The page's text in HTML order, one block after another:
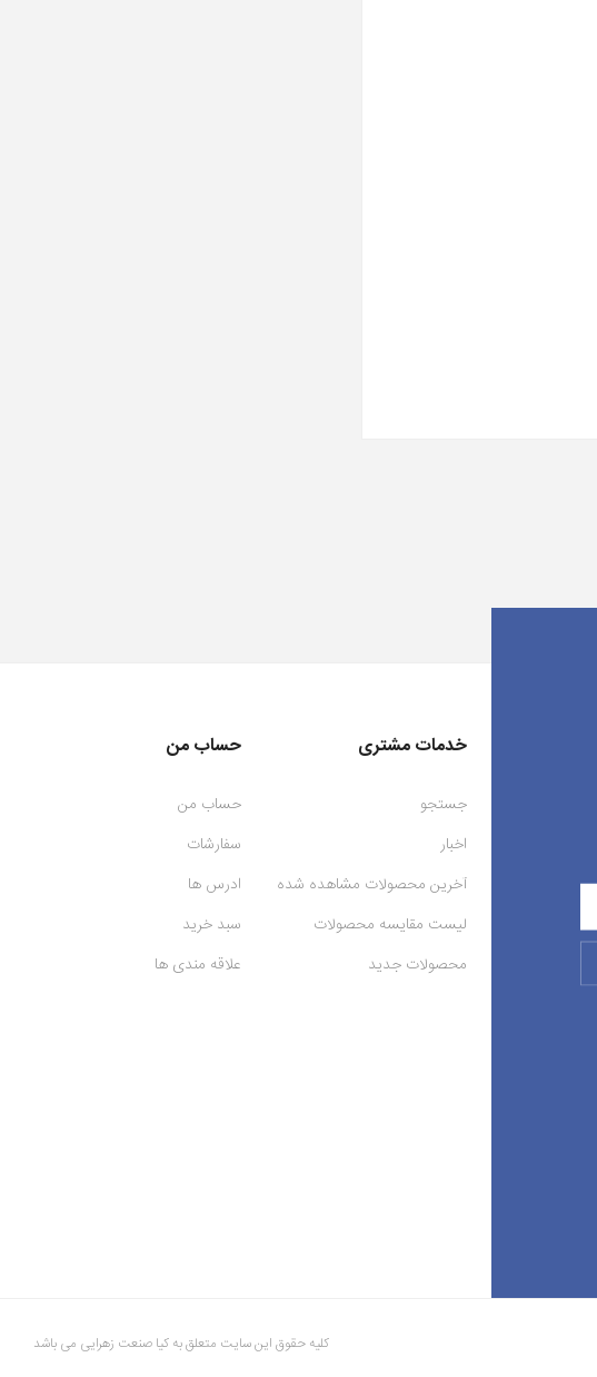
خدمات مشتری
جستجو
اخبار
آخرین محصولات مشاهده شده
لیست مقایسه محصولات
محصولات جدید
حساب من
حساب من
سفارشات
ادرس ها
سبد خرید
علاقه مندی ها
کلیه حقوق این سایت متعلق به کیا صنعت زهرایی می باشد